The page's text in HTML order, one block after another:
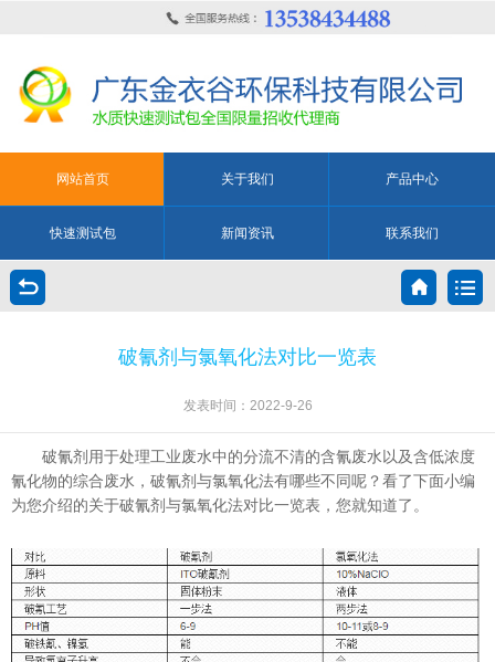
网站首页 关于我们 产品中心
快速测试包 新闻资讯 联系我们
破氰剂与氯氧化法对比一览表
发表时间：2022-9-26
破氰剂用于处理工业废水中的分流不清的含氰废水以及含低浓度
氰化物的综合废水，破氰剂与氯氧化法有哪些不同呢？看了下面小编
为您介绍的关于破氰剂与氯氧化法对比一览表，您就知道了。